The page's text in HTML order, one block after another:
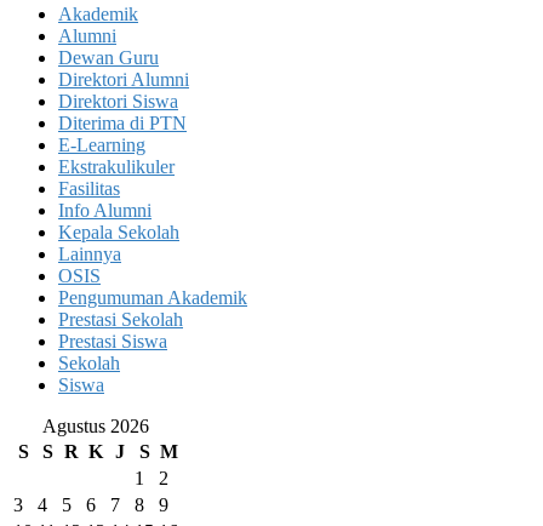
Akademik
Alumni
Dewan Guru
Direktori Alumni
Direktori Siswa
Diterima di PTN
E-Learning
Ekstrakulikuler
Fasilitas
Info Alumni
Kepala Sekolah
Lainnya
OSIS
Pengumuman Akademik
Prestasi Sekolah
Prestasi Siswa
Sekolah
Siswa
Agustus 2026
S
S R K J S M
1
2
3
4 5 6 7 8
9